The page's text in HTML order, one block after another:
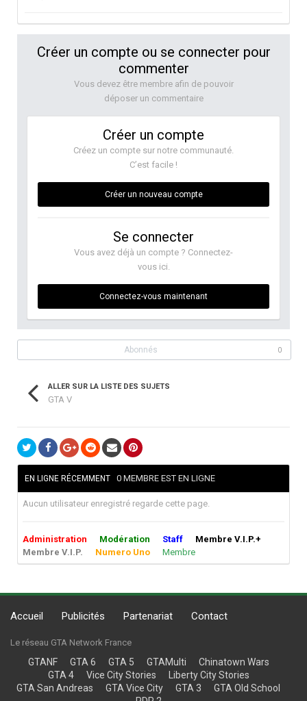
Créer un compte ou se connecter pour
commenter
Vous devez être membre afin de pouvoir
déposer un commentaire
Créer un compte
Créez un compte sur notre communauté.
C’est facile !
Créer un nouveau compte
Se connecter
Vous avez déjà un compte ? Connectez-
vous ici.
Connectez-vous maintenant
Abonnés 0
ALLER SUR LA LISTE DES SUJETS
GTA V
EN LIGNE RÉCEMMENT 0 MEMBRE EST EN LIGNE
Aucun utilisateur enregistré regarde cette page.
Administration Modération Staff
Membre V.I.P.+
Membre V.I.P.
Numero Uno Membre
Accueil Publicités Partenariat Contact
Le réseau GTA Network France
GTANF GTA 6 GTA 5 GTAMulti
Chinatown Wars
GTA 4
Vice City Stories
Liberty City Stories
GTA San Andreas
GTA Vice City GTA 3
GTA Old School